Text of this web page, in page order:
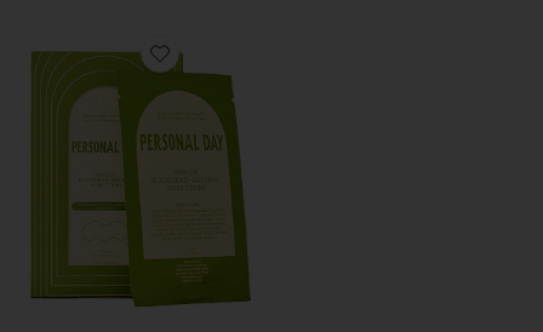
Favorite TIRAS NASALES UNPLUG BLACKHEAD-